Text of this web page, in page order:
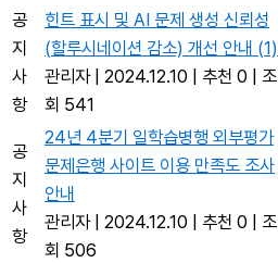
공
지
사
항
힌트 표시 및 AI 문제 생성 신뢰성
(할루시네이션 감소) 개선 안내 (1)
관리자
2024.12.10 추천 0
조
회 541
공
지
사
항
24년 4분기 일학습병행 외부평가
문제은행 사이트 이용 만족도 조사
안내
관리자
2024.12.10 추천 0
조
회 506